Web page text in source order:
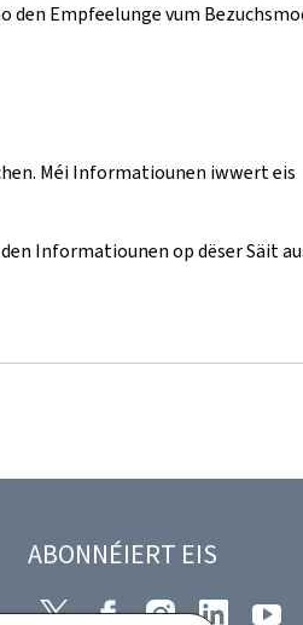
Empfeelunge vum
Méi Informatiounen iwwert eis
Informatiounen op dëser Säit
ABONNÉIERT EIS
TwitterFacebookInstagramLinkedIn